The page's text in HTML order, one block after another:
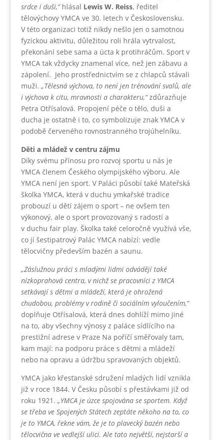
srdce i duši,“hlásal Lewis W. Reiss, ředitel
tělovýchovy YMCA ve 30. letech v Československu.
V této organizaci totiž nikdy nešlo jen o samotnou
fyzickou aktivitu, důležitou roli hrála vytrvalost,
překonání sebe sama a úcta k protihráčům. Sport v
YMCA tak vždycky znamenal více, než jen zábavu a
zápolení. Jeho prostřednictvím se z chlapců stávali
muži. „Tělesná výchova, to není jen trénování svalů, ale
i výchova k citu, mravnosti a charakteru,“zdůrazňuje
Petra Otřísalová. Propojení péče o tělo, duši a
ducha je ostatně i to, co symbolizuje znak YMCA v
podobě červeného rovnostranného trojúhelníku.
Děti a mládež v centru zájmu
Díky svému přínosu pro rozvoj sportu u nás je
YMCA členem Českého olympijského výboru. Ale
YMCA není jen sport. V Paláci působí také Mateřská
školka YMCA, která v duchu ymkařské tradice
probouzí u dětí zájem o sport – ne ovšem ten
výkonový, ale o sport provozovaný s radostí a
v duchu fair play. Školka také celoročně využívá vše,
co jí šestipatrový Palác YMCA nabízí: vedle
tělocvičny především bazén a saunu.
„Záslužnou práci s mladými lidmi odvádějí také
nízkoprahová centra, v nichž se pracovníci z YMCA
setkávají s dětmi a mládeží, která je ohrožená
chudobou, problémy v rodině či sociálním vyloučením,“
doplňuje Otřísalová, která dnes dohlíží mimo jiné
na to, aby všechny výnosy z paláce sídlícího na
prestižní adrese v Praze Na poříčí směřovaly tam,
kam mají: na podporu práce s dětmi a mládeží
nebo na opravu a údržbu spravovaných objektů.
YMCA jako křesťanské sdružení mladých lidí vznikla
již v roce 1844. V Česku působí s přestávkami již od
roku 1921. „YMCA je úzce spojována se sportem. Když
se třeba ve Spojených Státech zeptáte někoho na to, co
je to YMCA, řekne vám, že je to plavecký bazén nebo
tělocvična ve vedlejší ulici. Ale tato největší, nejstarší a